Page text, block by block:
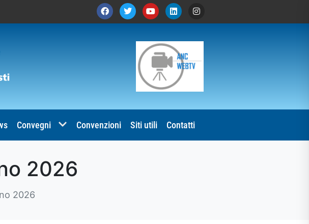
Convegni Convenzioni Siti utili Contatti
2026
2026